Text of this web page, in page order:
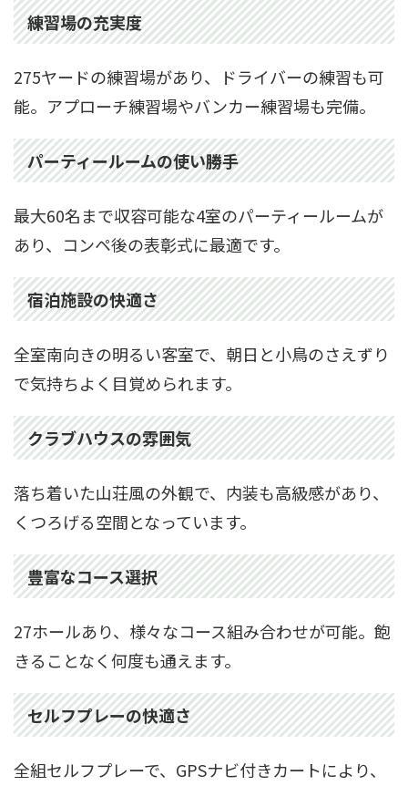
練習場の充実度
275ヤードの練習場があり、ドライバーの練習も可
能。アプローチ練習場やバンカー練習場も完備。
パーティールームの使い勝手
最大60名まで収容可能な4室のパーティールームが
あり、コンペ後の表彰式に最適です。
宿泊施設の快適さ
全室南向きの明るい客室で、朝日と小鳥のさえずり
で気持ちよく目覚められます。
クラブハウスの雰囲気
落ち着いた山荘風の外観で、内装も高級感があり、
くつろげる空間となっています。
豊富なコース選択
27ホールあり、様々なコース組み合わせが可能。飽
きることなく何度も通えます。
セルフプレーの快適さ
全組セルフプレーで、GPSナビ付きカートにより、